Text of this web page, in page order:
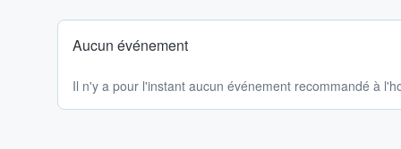
Aucun événement
Il n'y a pour l'instant aucun événement recommandé à